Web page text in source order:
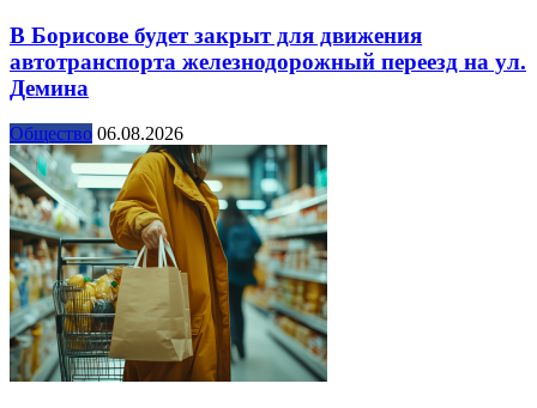
В Борисове будет закрыт для движения
автотранспорта железнодорожный переезд на ул.
Демина
Общество 06.08.2026